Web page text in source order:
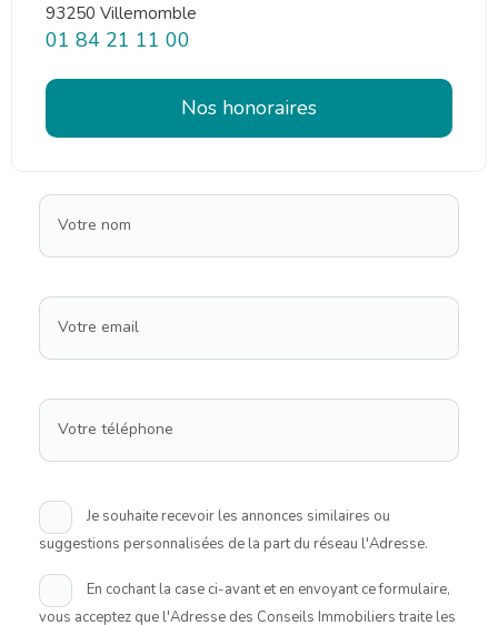
93250 Villemomble
01 84 21 11 00
Nos honoraires
Votre nom
Votre email
Votre téléphone
Je souhaite recevoir les annonces similaires ou
suggestions personnalisées de la part du réseau l'Adresse.
En cochant la case ci-avant et en envoyant ce formulaire,
vous acceptez que l'Adresse des Conseils Immobiliers traite les